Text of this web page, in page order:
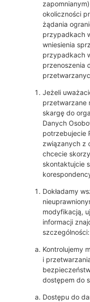
okoliczności
żądania
przypadkach
wniesienia
przypadkach
przenoszenia
Jeżeli
przetwarzane
skargę do
Danych
potrzebujecie
związanych z
chcecie
skontaktujcie
Dokładamy
modyfikacją,
informacji
szczególności:
Kontrolujemy
i
dostępem do
Dostępu do